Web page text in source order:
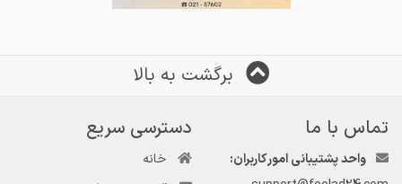
برگشت به بالا
تماس با ما
واحد پشتیبانی امور کاربران:
دسترسی سریع
خانه